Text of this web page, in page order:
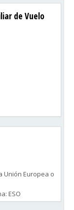
su alto
colocación
escuelas
de Vuelo
Unión Europea o
ESO
del español,